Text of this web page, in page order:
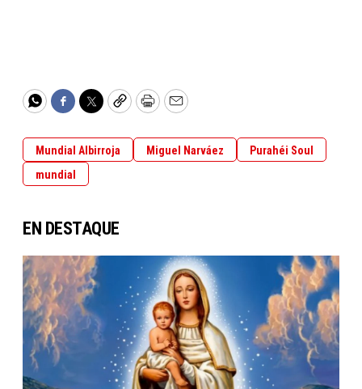
WhatsApp
Facebook
TwitterCopyPrintEmail
Mundial Albirroja Miguel Narváez
Purahéi Soul
mundial
EN DESTAQUE